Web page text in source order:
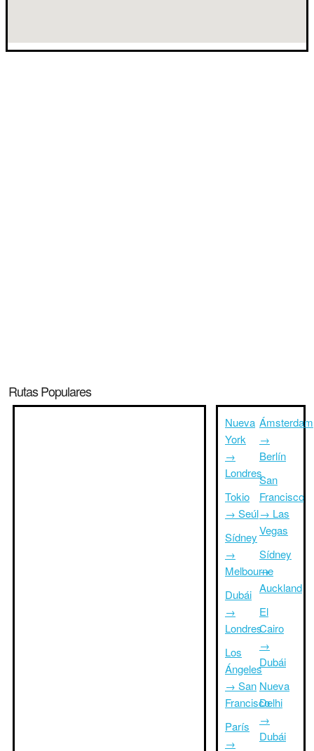
Rutas Populares
Nueva
York
→
Londres
Tokio
→ Seúl
Sídney
→
Melbourne
Dubái
→
Londres
Los
Ángeles
→ San
Francisco
París
→
Ámsterdam
→
Berlín
San
Francisco
→ Las
Vegas
Sídney
→
Auckland
El
Cairo
→
Dubái
Nueva
Delhi
→
Dubái